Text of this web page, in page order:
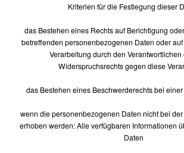
Kriterien für die Festlegung dieser
das Bestehen eines Rechts auf Berichtigung
betreffenden personenbezogenen Daten oder
Verarbeitung durch den Verantwortlichen
Widerspruchsrechts gegen diese
das Bestehen eines Beschwerderechts bei
wenn die personenbezogenen Daten nicht bei
erhoben werden: Alle verfügbaren Informationen
Daten